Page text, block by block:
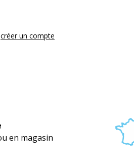
créer un compte
en magasin